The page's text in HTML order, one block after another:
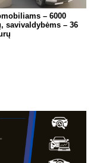
– 6000
savivaldybėms – 36